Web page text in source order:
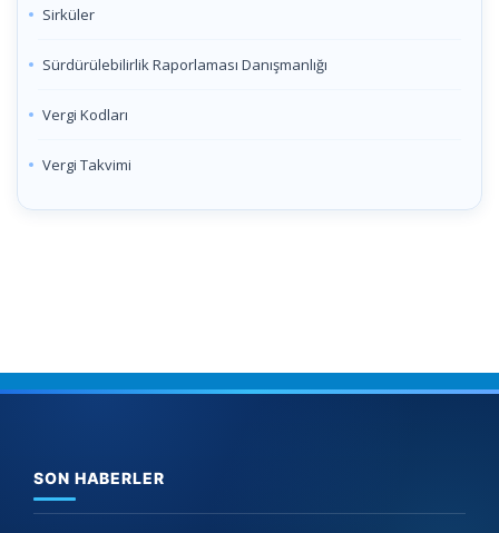
Sirküler
Sürdürülebilirlik Raporlaması Danışmanlığı
Vergi Kodları
Vergi Takvimi
SON HABERLER